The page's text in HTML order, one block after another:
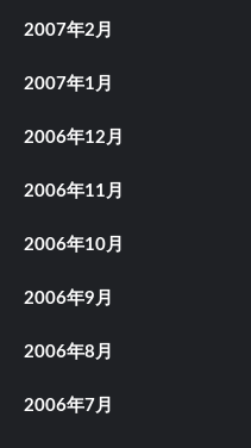
2007年2月
2007年1月
2006年12月
2006年11月
2006年10月
2006年9月
2006年8月
2006年7月